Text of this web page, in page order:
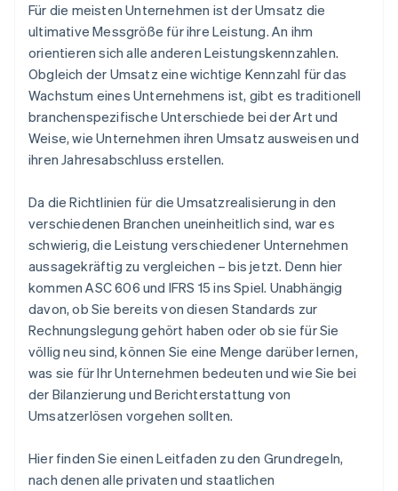
Für die meisten Unternehmen ist der Umsatz die
ultimative Messgröße für ihre Leistung. An ihm
orientieren sich alle anderen Leistungskennzahlen.
Obgleich der Umsatz eine wichtige Kennzahl für das
Wachstum eines Unternehmens ist, gibt es traditionell
branchenspezifische Unterschiede bei der Art und
Weise, wie Unternehmen ihren Umsatz ausweisen und
ihren Jahresabschluss erstellen.
Da die Richtlinien für die Umsatzrealisierung in den
verschiedenen Branchen uneinheitlich sind, war es
schwierig, die Leistung verschiedener Unternehmen
aussagekräftig zu vergleichen – bis jetzt. Denn hier
kommen ASC 606 und IFRS 15 ins Spiel. Unabhängig
davon, ob Sie bereits von diesen Standards zur
Rechnungslegung gehört haben oder ob sie für Sie
völlig neu sind, können Sie eine Menge darüber lernen,
was sie für Ihr Unternehmen bedeuten und wie Sie bei
der Bilanzierung und Berichterstattung von
Umsatzerlösen vorgehen sollten.
Hier finden Sie einen Leitfaden zu den Grundregeln,
nach denen alle privaten und staatlichen